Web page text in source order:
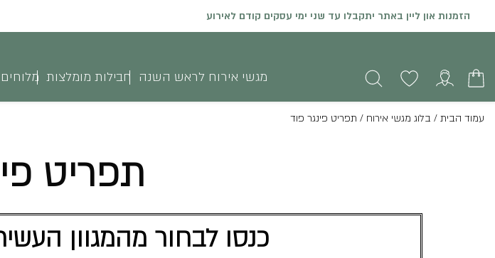
הזמנות און ליין באתר יתקבלו עד שני ימי עסקים קודם לאירוע
מגשי אירוח לראש השנה חבילות מומלצות מלוחים
עמוד הבית / בלוג מגשי אירוח / תפריט פינגר פוד
תפריט
כנסו לבחור מהמגוון